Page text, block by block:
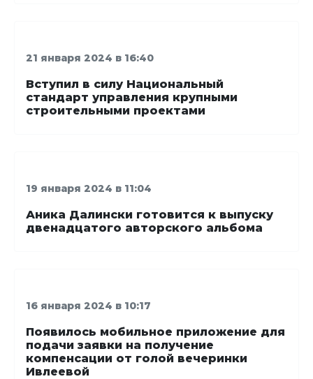
21 января 2024 в 16:40
Вступил в силу Национальный
стандарт управления крупными
строительными проектами
19 января 2024 в 11:04
Аника Далински готовится к выпуску
двенадцатого авторского альбома
16 января 2024 в 10:17
Появилось мобильное приложение для
подачи заявки на получение
компенсации от голой вечеринки
Ивлеевой